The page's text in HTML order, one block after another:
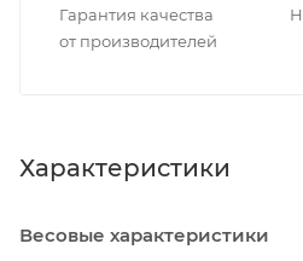
Гарантия качества
от производителей
Характеристики
Весовые характеристики